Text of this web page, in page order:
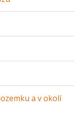
a v okolí